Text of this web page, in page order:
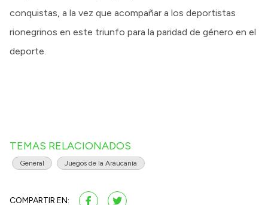
conquistas, a la vez que acompañar a los deportistas
rionegrinos en este triunfo para la paridad de género en el
deporte.
TEMAS RELACIONADOS
General Juegos de la Araucanía
COMPARTIR EN: